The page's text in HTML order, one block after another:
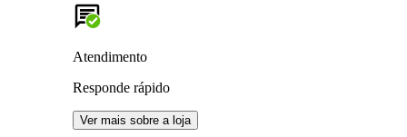
Atendimento
Responde rápido
Ver mais sobre a loja